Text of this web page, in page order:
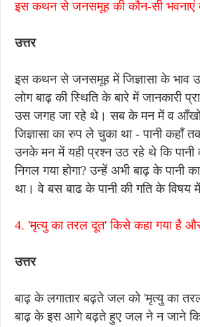
इस कथन से जनसमूह की कौन-सी भवनाएं
उत्तर
इस कथन से जनसमूह में जिज्ञासा के भाव
लोग बाढ़ की स्थिति के बारे में जानकारी
उस जगह जा रहे थे। सब के मन में व आँखों
जिज्ञासा का रुप ले चुका था - पानी कहाँ
उनके मन में यही प्रश्न उठ रहे थे कि
निगल गया होगा? उन्हें अभी बाढ़ के पानी
था। वे बस बाढ के पानी की गति के विषय
4. 'मृत्यु का तरल दूत' किसे कहा गया है
उत्तर
बाढ़ के लगातार बढ़ते जल को 'मृत्यु का
बाढ़ के इस आगे बढ़ते हुए जल ने न जाने